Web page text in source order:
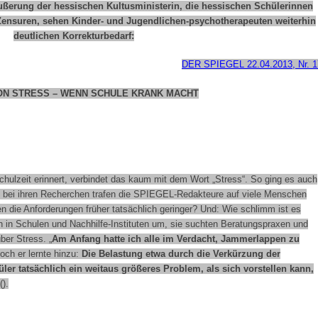
der hessischen Kultusministerin, die hessischen Schülerinnen
sehen Kinder- und Jugendlichen-psychotherapeuten weiterhin
deutlichen Korrekturbedarf:
DER SPIEGEL 22.04.2013, Nr.
STRESS – WENN SCHULE KRANK MACHT
erinnert, verbindet das kaum mit dem Wort „Stress“. So ging es auch
ihren Recherchen trafen die SPIEGEL-Redakteure auf viele Menschen
die Anforderungen früher tatsächlich geringer? Und: Wie schlimm ist es
Schulen und Nachhilfe-Instituten um, sie suchten Beratungspraxen und
Stress. „Am Anfang hatte ich alle im Verdacht, Jammerlappen zu
er lernte hinzu: Die Belastung etwa durch die Verkürzung der
tatsächlich ein weitaus größeres Problem, als sich vorstellen kann,